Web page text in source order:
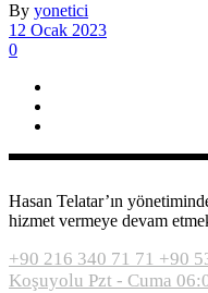
By yonetici
12 Ocak 2023
0
Hasan Telatar’ın
hizmet vermeye devam
+90 216 340 71 71 +90
Koşuyolu Pzt - Cuma